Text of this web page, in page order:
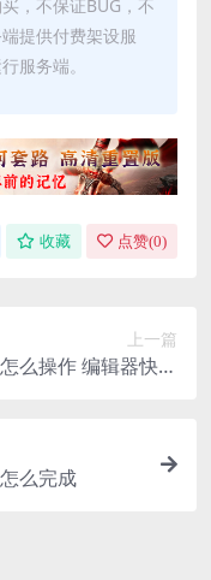
，不保证BUG，不
提供付费架设服
服务端。
收藏 点赞(0)
上一篇
么操作 编辑器快捷
么完成